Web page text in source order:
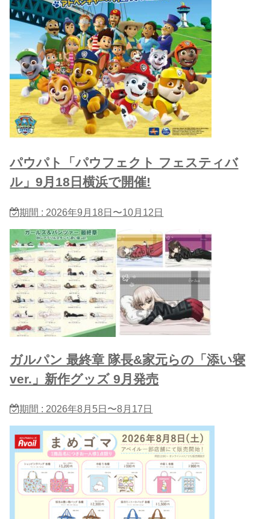
パウパト「パウフェクト フェスティバ
ル」9月18日横浜で開催!
期間 : 2026年9月18日〜10月12日
ガルパン 最終章 隊長&家元らの「添い寝
ver.」新作グッズ 9月発売
期間 : 2026年8月5日〜8月17日